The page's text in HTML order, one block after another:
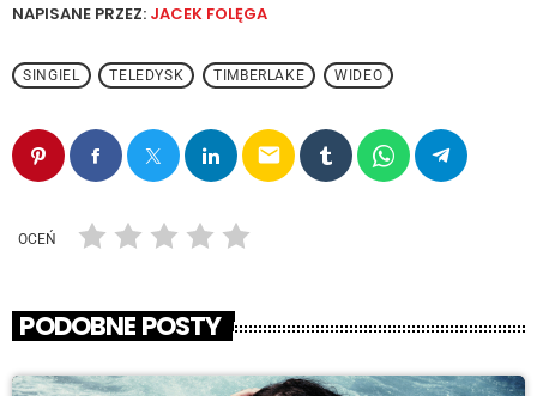
NAPISANE PRZEZ: JACEK FOLĘGA
SINGIEL TELEDYSK TIMBERLAKE WIDEO
email
OCEŃ
PODOBNE POSTY